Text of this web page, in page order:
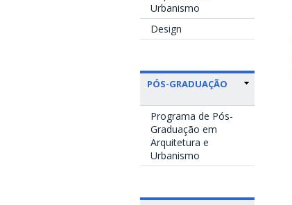
Urbanismo
Design
PÓS-GRADUAÇÃO
Programa de Pós-
Graduação em
Arquitetura e
Urbanismo